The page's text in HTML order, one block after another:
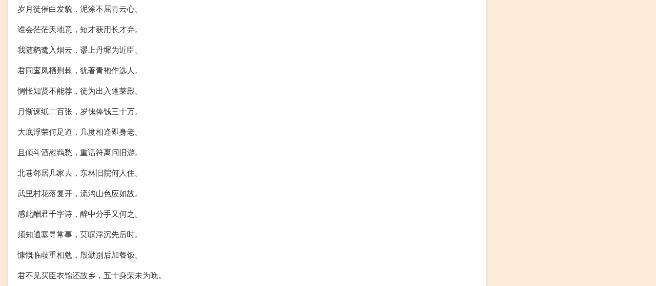
岁月徒催白发貌，泥涂不屈青云心。
谁会茫茫天地意，短才获用长才弃。
我随鹓鹭入烟云，谬上丹墀为近臣。
君同鸾凤栖荆棘，犹著青袍作选人。
惆怅知贤不能荐，徒为出入蓬莱殿。
月惭谏纸二百张，岁愧俸钱三十万。
大底浮荣何足道，几度相逢即身老。
且倾斗酒慰羁愁，重话符离问旧游。
北巷邻居几家去，东林旧院何人住。
武里村花落复开，流沟山色应如故。
感此酬君千字诗，醉中分手又何之。
须知通塞寻常事，莫叹浮沉先后时。
慷慨临歧重相勉，殷勤别后加餐饭。
君不见买臣衣锦还故乡，五十身荣未为晚。